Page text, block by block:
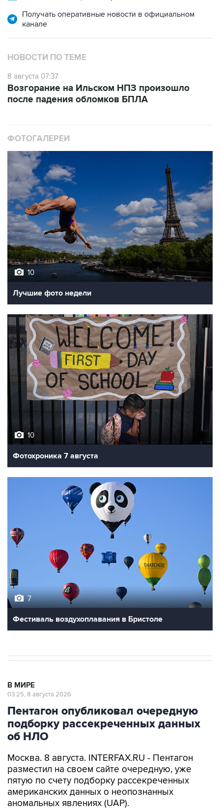
Получать оперативные новости в официальном
канале
НОВОСТИ ПО ТЕМЕ
8 августа 07:37
Возгорание на Ильском НПЗ произошло
после падения обломков БПЛА
ФОТОГАЛЕРЕИ
10
Лучшие фото недели
10
Фотохроника 7 августа
7
Фестиваль воздухоплавания в Бристоле
В МИРЕ
03:25, 8 августа 2026
Пентагон опубликовал очередную
подборку рассекреченных данных
об НЛО
Москва. 8 августа. INTERFAX.RU - Пентагон
разместил на своем сайте очередную, уже
пятую по счету подборку рассекреченных
американских данных о неопознанных
аномальных явлениях (UAP).